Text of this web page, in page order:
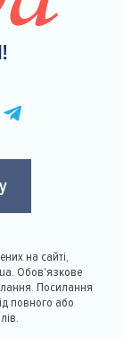
на сайті,
Обов'язкове
Посилання
повного або